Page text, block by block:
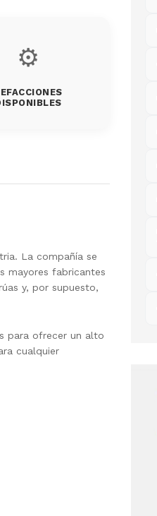
⚙️
La compañía se
mayores fabricantes
y, por supuesto,
para ofrecer un alto
cualquier